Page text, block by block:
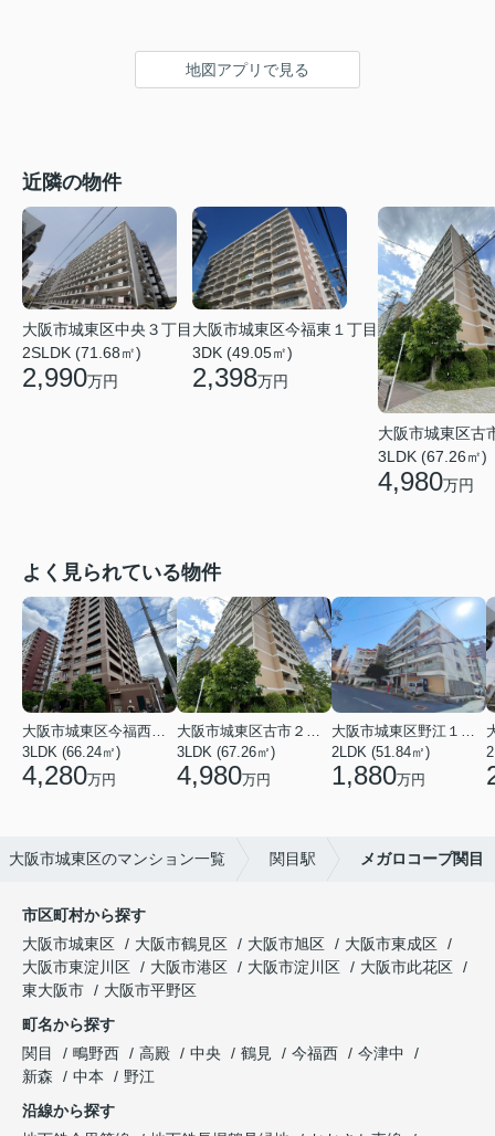
地図アプリで見る
近隣の物件
大阪市城東区中央３丁目
2SLDK (71.68㎡)
2,990万円
大阪市城東区今福東１丁目
3DK (49.05㎡)
2,398万円
大阪市城東区古
3LDK (67.26㎡)
4,980万円
よく見られている物件
大阪市城東区今福西６丁目
3LDK (66.24㎡)
4,280万円
大阪市城東区古市２丁目
3LDK (67.26㎡)
4,980万円
大阪市城東区野江１丁目
2LDK (51.84㎡)
1,880万円
大阪市城東区のマンション一覧 関目駅 メガロコープ関目
市区町村から探す
大阪市城東区
大阪市鶴見区 大阪市旭区
大阪市東成区
大阪市東淀川区
大阪市港区 大阪市淀川区
大阪市此花区
東大阪市
大阪市平野区
町名から探す
関目
鴫野西 高殿 中央 鶴見 今福西
今津中
新森
中本
野江
沿線から探す